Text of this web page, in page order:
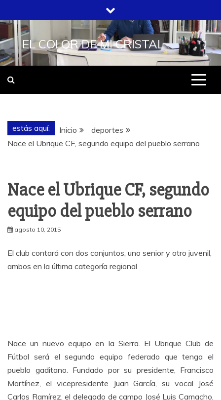
al
contenido
EL COLOR DE MI CRISTAL
estás aquí: Inicio
deportes
Nace el Ubrique CF, segundo equipo del pueblo serrano
Nace el Ubrique CF, segundo
equipo del pueblo serrano
agosto 10, 2015
El club contará con dos conjuntos, uno senior y otro juvenil,
ambos en la última categoría regional
Nace un nuevo equipo en la Sierra. El Ubrique Club de
Fútbol será el segundo equipo federado que tenga el
pueblo gaditano. Fundado por su presidente, Francisco
Martínez, el vicepresidente Juan García, su vocal José
Carlos Ramírez, el delegado de campo José Luis Camacho,